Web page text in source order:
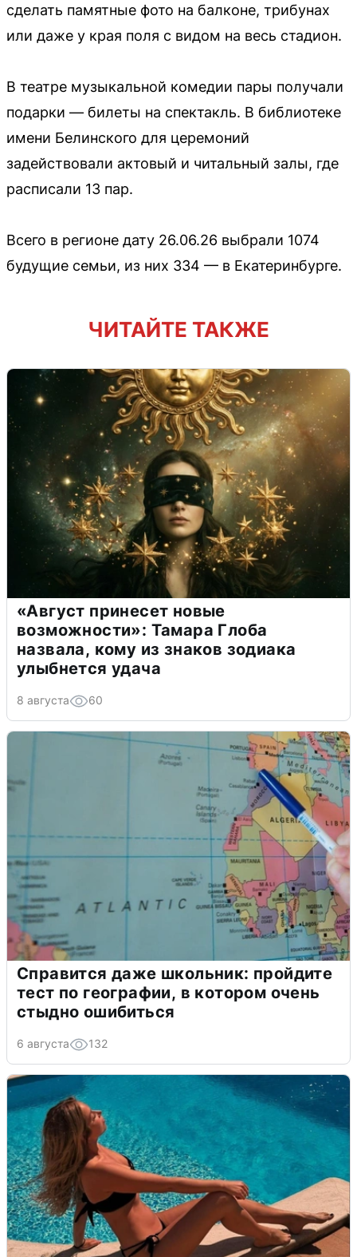
сделать памятные фото на балконе, трибунах
или даже у края поля с видом на весь стадион.
В театре музыкальной комедии пары получали
подарки — билеты на спектакль. В библиотеке
имени Белинского для церемоний
задействовали актовый и читальный залы, где
расписали 13 пар.
Всего в регионе дату 26.06.26 выбрали 1074
будущие семьи, из них 334 — в Екатеринбурге.
ЧИТАЙТЕ ТАКЖЕ
«Август принесет новые
возможности»: Тамара Глоба
назвала, кому из знаков зодиака
улыбнется удача
8 августа 60
Справится даже школьник: пройдите
тест по географии, в котором очень
стыдно ошибиться
6 августа 132